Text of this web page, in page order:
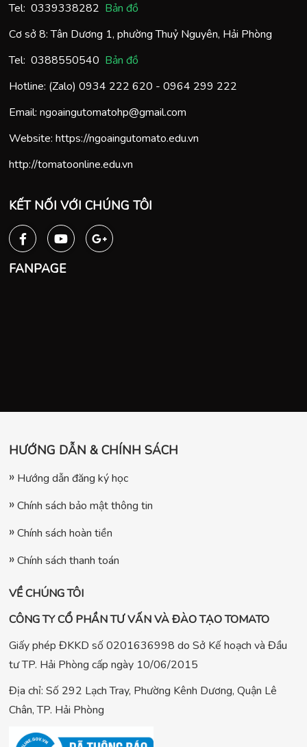
Tel: 0339338282 Bản đồ
Cơ sở 8: Tân Dương 1, phường Thuỷ Nguyên, Hải Phòng
Tel: 0388550540 Bản đồ
Hotline: (Zalo) 0934 222 620 - 0964 299 222
Email: ngoaingutomatohp@gmail.com
Website: https://ngoaingutomato.edu.vn
http://tomatoonline.edu.vn
KẾT NỐI VỚI CHÚNG TÔI
FANPAGE
HƯỚNG DẪN & CHÍNH SÁCH
Hướng dẫn đăng ký học
Chính sách bảo mật thông tin
Chính sách hoàn tiền
Chính sách thanh toán
VỀ CHÚNG TÔI
CÔNG TY CỔ PHẦN TƯ VẤN VÀ ĐÀO TẠO TOMATO
Giấy phép ĐKKD số 0201636998 do Sở Kế hoạch và Đầu
tư TP. Hải Phòng cấp ngày 10/06/2015
Địa chỉ: Số 292 Lạch Tray, Phường Kênh Dương, Quận Lê
Chân, TP. Hải Phòng